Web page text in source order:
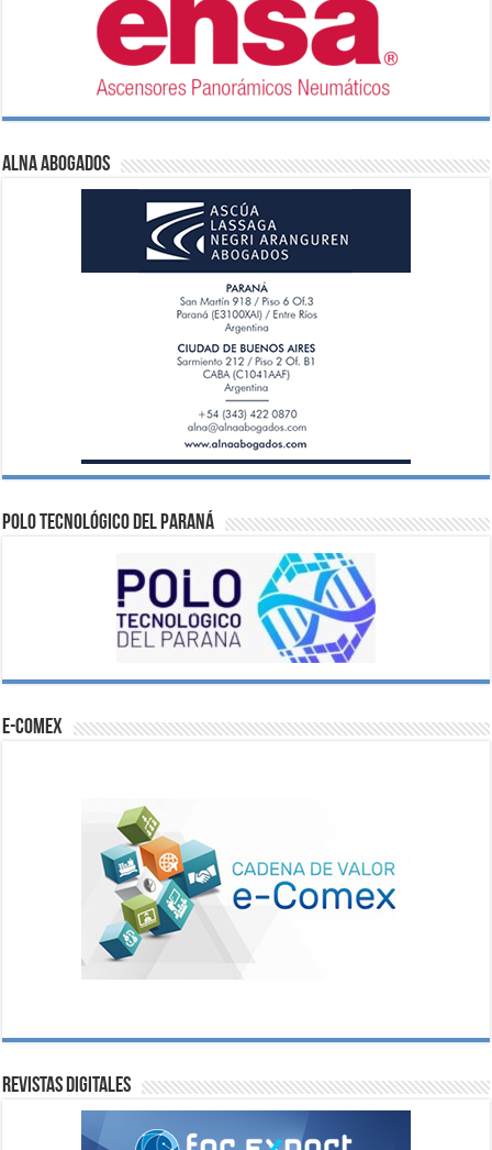
ALNA Abogados
Polo Tecnológico del Paraná
e-comex
Revistas digitales